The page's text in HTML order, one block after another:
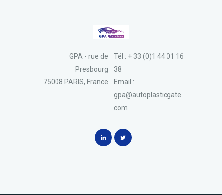
Tél : + 33 (0)1 44 01 16
38
Email :
gpa@autoplasticgate.
com
GPA - rue de
Presbourg
75008 PARIS, France